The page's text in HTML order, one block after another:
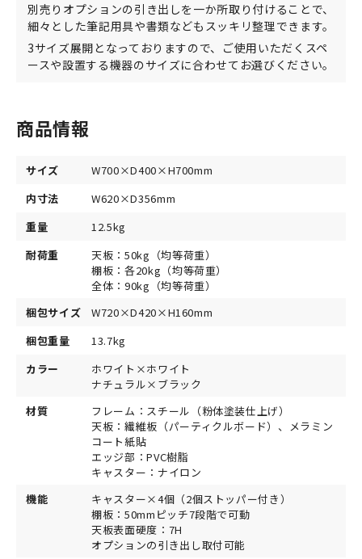
別売りオプションの引き出しを一か所取り付けることで、
細々とした筆記用具や書類などもスッキリ整理できます。
3サイズ展開となっておりますので、ご使用いただくスペ
ースや設置する機器のサイズに合わせてお選びください。
商品情報
サイズ
W700×D400×H700mm
内寸法
W620×D356mm
重量
12.5kg
耐荷重
天板：50kg（均等荷重）
棚板：各20kg（均等荷重）
全体：90kg（均等荷重）
梱包サイズ
W720×D420×H160mm
梱包重量
13.7kg
カラー
ホワイト×ホワイト
ナチュラル×ブラック
材質
フレーム：スチール（粉体塗装仕上げ）
天板：繊維板（パーティクルボード）、メラミン
コート紙貼
エッジ部：PVC樹脂
キャスター：ナイロン
機能
キャスター×4個（2個ストッパー付き）
棚板：50mmピッチ7段階で可動
天板表面硬度：7H
オプションの引き出し取付可能